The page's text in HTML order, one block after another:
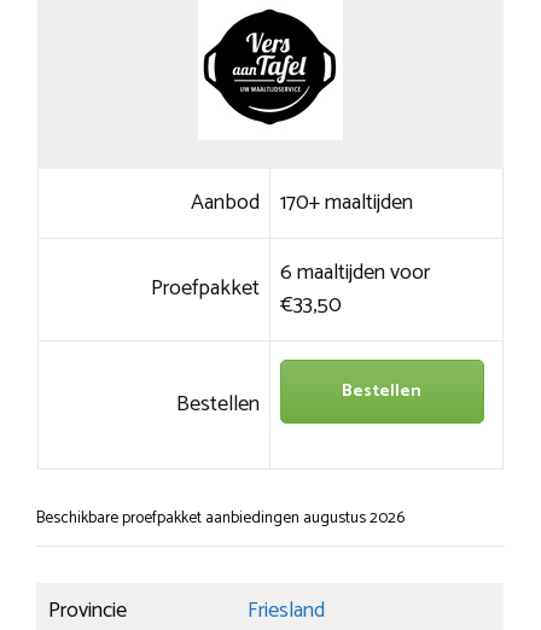
Aanbod 170+ maaltijden
Proefpakket 6 maaltijden voor
€33,50
Bestellen Bestellen
Beschikbare proefpakket aanbiedingen augustus 2026
Provincie
Friesland